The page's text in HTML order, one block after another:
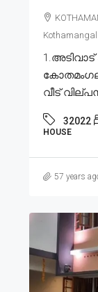
വീട്
32022
HOUSE
57 years